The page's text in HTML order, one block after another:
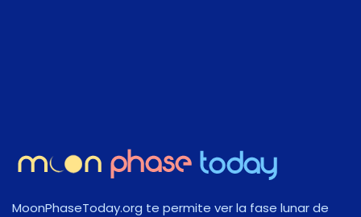
MoonPhaseToday.org te permite ver la fase lunar de